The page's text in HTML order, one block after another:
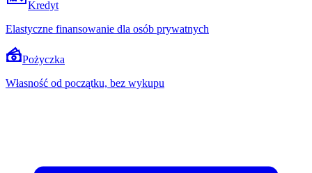
Kredyt
Elastyczne finansowanie dla osób prywatnych
Pożyczka
Własność od początku, bez wykupu